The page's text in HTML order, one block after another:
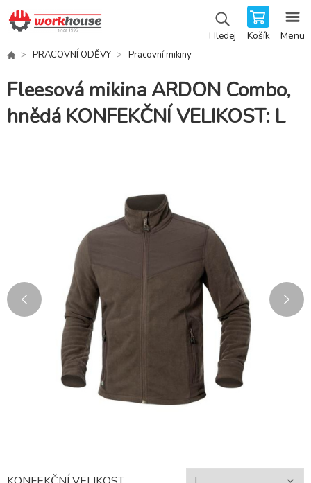
Hledej Košík Menu
PRACOVNÍ ODĚVY Pracovní mikiny
Fleesová mikina ARDON Combo,
hnědá KONFEKČNÍ VELIKOST: L